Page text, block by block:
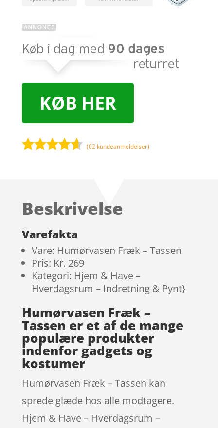
KØB HER
på
mmelser
(62 kundeanmeldelser)
Beskrivelse
Varefakta
Vare: Humørvasen Fræk – Tassen
Pris: Kr. 269
Kategori: Hjem & Have –
Hverdagsrum – Indretning & Pynt}
Humørvasen Fræk –
Tassen er et af de mange
populære produkter
indenfor gadgets og
kostumer
Humørvasen Fræk – Tassen kan
sprede glæde hos alle modtagere.
Hjem & Have – Hverdagsrum –